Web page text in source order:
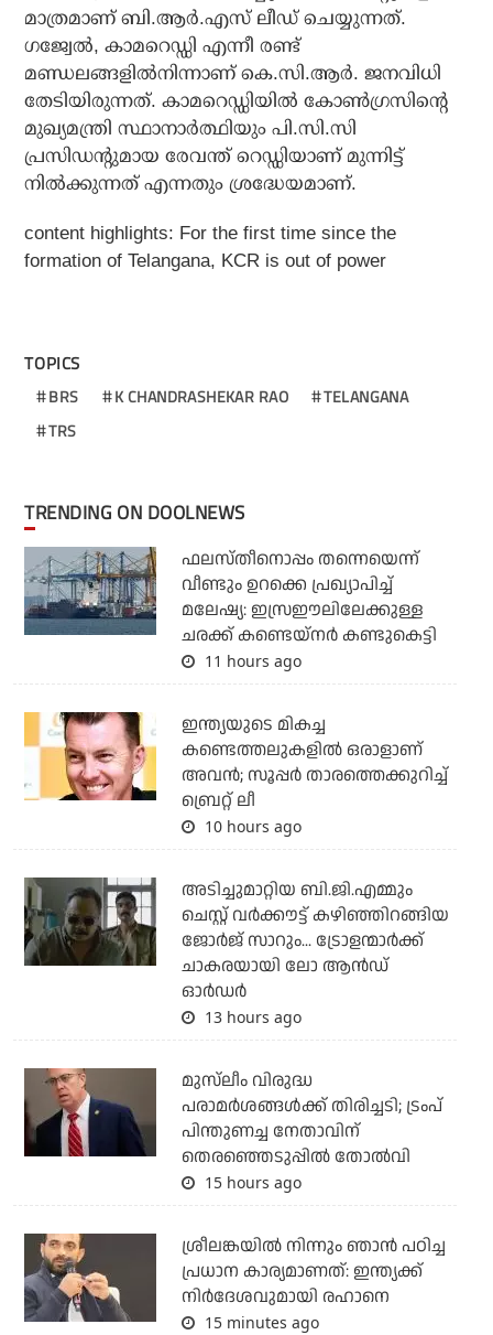
മാത്രമാണ് ബി.ആര്‍.എസ് ലീഡ് ചെയ്യുന്നത്.
ഗജ്വേല്‍, കാമറെഡ്ഡി എന്നീ രണ്ട്
മണ്ഡലങ്ങളില്‍നിന്നാണ് കെ.സി.ആര്‍. ജനവിധി
തേടിയിരുന്നത്. കാമറെഡ്ഡിയില്‍ കോണ്‍ഗ്രസിന്റെ
മുഖ്യമന്ത്രി സ്ഥാനാര്‍ത്ഥിയും പി.സി.സി
പ്രസിഡന്റുമായ രേവന്ത് റെഡ്ഡിയാണ് മുന്നിട്ട്
നില്‍ക്കുന്നത് എന്നതും ശ്രദ്ധേയമാണ്.
content highlights: For the first time since the
formation of Telangana, KCR is out of power
TOPICS
BRS K CHANDRASHEKAR RAO
TELANGANA
TRS
TRENDING ON DOOLNEWS
ഫലസ്തീനൊപ്പം തന്നെയെന്ന്
വീണ്ടും ഉറക്കെ പ്രഖ്യാപിച്ച്
മലേഷ്യ: ഇസ്രഈലിലേക്കുള്ള
ചരക്ക് കണ്ടെയ്‌നര്‍ കണ്ടുകെട്ടി
11 hours ago
ഇന്ത്യയുടെ മികച്ച
കണ്ടെത്തലുകളില്‍ ഒരാളാണ്
അവന്‍; സൂപ്പര്‍ താരത്തെക്കുറിച്ച്
ബ്രെറ്റ് ലീ
10 hours ago
അടിച്ചുമാറ്റിയ ബി.ജി.എമ്മും
ചെസ്റ്റ് വര്‍ക്കൗട്ട് കഴിഞ്ഞിറങ്ങിയ
ജോര്‍ജ് സാറും... ട്രോളന്മാര്‍ക്ക്
ചാകരയായി ലോ ആന്‍ഡ്
ഓര്‍ഡര്‍
13 hours ago
മുസ്‌ലീം വിരുദ്ധ
പരാമര്‍ശങ്ങള്‍ക്ക് തിരിച്ചടി; ട്രംപ്
പിന്തുണച്ച നേതാവിന്
തെരഞ്ഞെടുപ്പില്‍ തോല്‍വി
15 hours ago
ശ്രീലങ്കയില്‍ നിന്നും ഞാന്‍ പഠിച്ച
പ്രധാന കാര്യമാണത്: ഇന്ത്യക്ക്
നിര്‍ദേശവുമായി രഹാനെ
15 minutes ago